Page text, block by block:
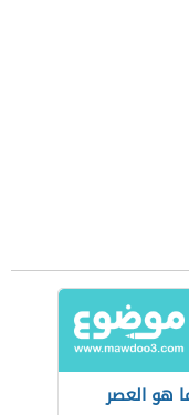
هو العصر